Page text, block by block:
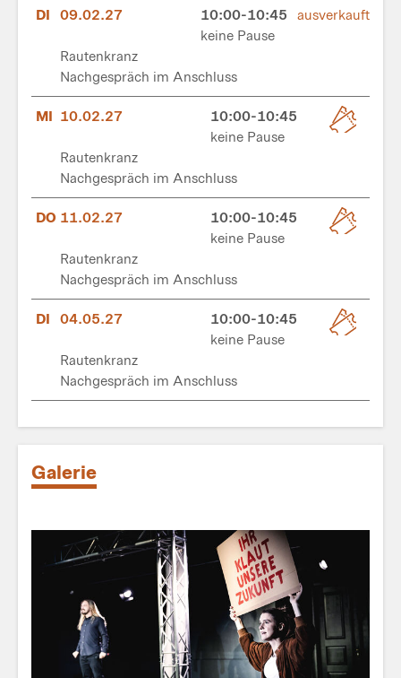
DI 09.02.27
10:00-10:45
keine Pause
Rautenkranz
Nachgespräch im Anschluss
ausverkauft
MI 10.02.27
10:00-10:45
keine Pause
Rautenkranz
Nachgespräch im Anschluss
DO 11.02.27
10:00-10:45
keine Pause
Rautenkranz
Nachgespräch im Anschluss
DI 04.05.27
10:00-10:45
keine Pause
Rautenkranz
Nachgespräch im Anschluss
Galerie